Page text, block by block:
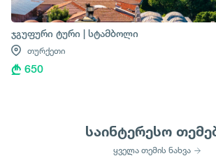
ჯგუფური ტური | სტამბოლი
თურქეთი
650
საინტერესო
ყველა თემის ნახვა